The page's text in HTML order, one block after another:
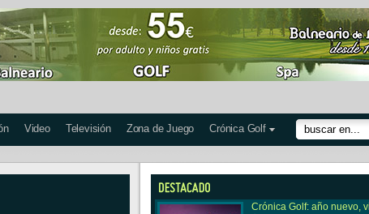
Video Televisión Zona de Juego Crónica Golf
Crónica Golf: año nuevo,